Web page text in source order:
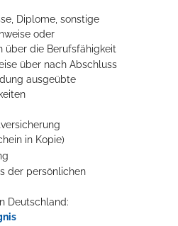
Diplome, sonstige
oder
über die Berufsfähigkeit
über nach Abschluss
ausgeübte
in Kopie)
der persönlichen
Deutschland: